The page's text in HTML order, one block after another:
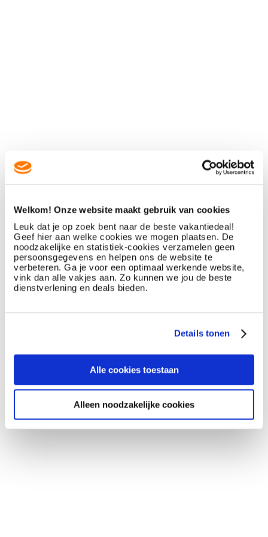
Welkom! Onze website maakt gebruik van cookies
Leuk dat je op zoek bent naar de beste vakantiedeal!
Geef hier aan welke cookies we mogen plaatsen. De
noodzakelijke en statistiek-cookies verzamelen geen
persoonsgegevens en helpen ons de website te
verbeteren. Ga je voor een optimaal werkende website,
vink dan alle vakjes aan. Zo kunnen we jou de beste
dienstverlening en deals bieden.
Details tonen
Alle cookies toestaan
Alleen noodzakelijke cookies